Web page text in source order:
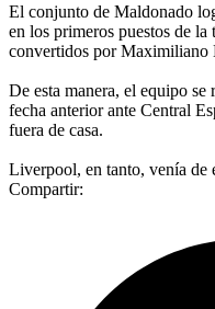
El conjunto de Maldonado
en los primeros puestos de
convertidos por Maximiliano
De esta manera, el equipo se
fecha anterior ante Central
fuera de casa.
Liverpool, en tanto, venía de
Compartir: